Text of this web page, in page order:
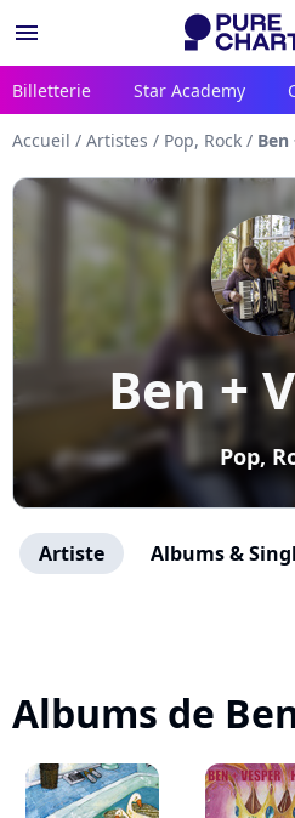
menu
Billetterie Star Academy
Accueil / Artistes / Pop, Rock / Ben
Ben +
Pop,
Artiste Albums &
Albums de